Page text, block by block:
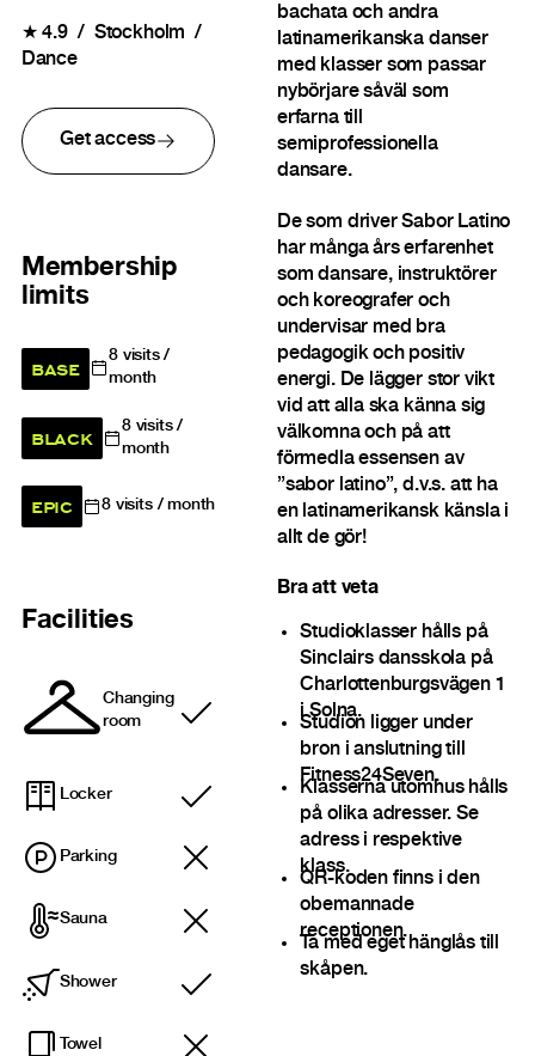
★4.9
Stockholm
Dance
Get access
Membership
limits
BASE 8visits /
month
BLACK 8visits /
month
EPIC 8visits / month
Facilities
Changing
room
Included
Locker
Included
Parking
Sauna
Shower
Included
Towel
bachata och andra
latinamerikanska danser
med klasser som passar
nybörjare såväl som
erfarna till
semiprofessionella
dansare.
De som driver Sabor Latino
har många års erfarenhet
som dansare, instruktörer
och koreografer och
undervisar med bra
pedagogik och positiv
energi. De lägger stor vikt
vid att alla ska känna sig
välkomna och på att
förmedla essensen av
”sabor latino”, d.v.s. att ha
en latinamerikansk känsla i
allt de gör!
Bra att veta
Studioklasser hålls på
Sinclairs dansskola på
Charlottenburgsvägen 1
i Solna.
Studion ligger under
bron i anslutning till
Fitness24Seven.
Klasserna utomhus hålls
på olika adresser. Se
adress i respektive
klass.
QR-koden finns i den
obemannade
receptionen.
Ta med eget hänglås till
skåpen.